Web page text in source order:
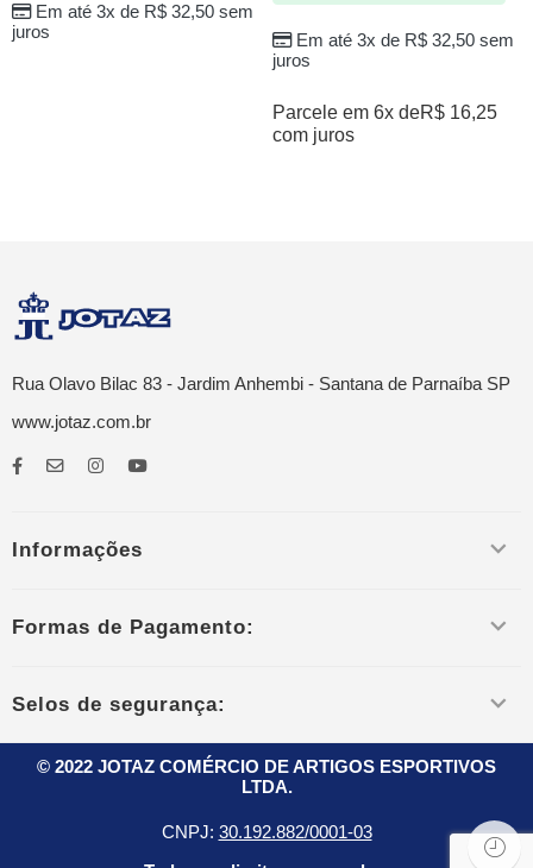
Em até 3x de R$32,50sem
juros
Em até 3x de R$32,50sem
juros
Parcele em 6x deR$ 16,25
com juros
Rua Olavo Bilac 83 - Jardim Anhembi - Santana de Parnaíba SP
www.jotaz.com.br
Informações
Formas de Pagamento:
Selos de segurança:
© 2022 JOTAZ COMÉRCIO DE ARTIGOS ESPORTIVOS
LTDA.
CNPJ: 30.192.882/0001-03